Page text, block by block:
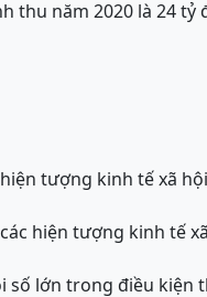
thu năm 2020 là 24 tỷ
tượng kinh tế xã
hiện tượng kinh tế
số lớn trong điều kiện